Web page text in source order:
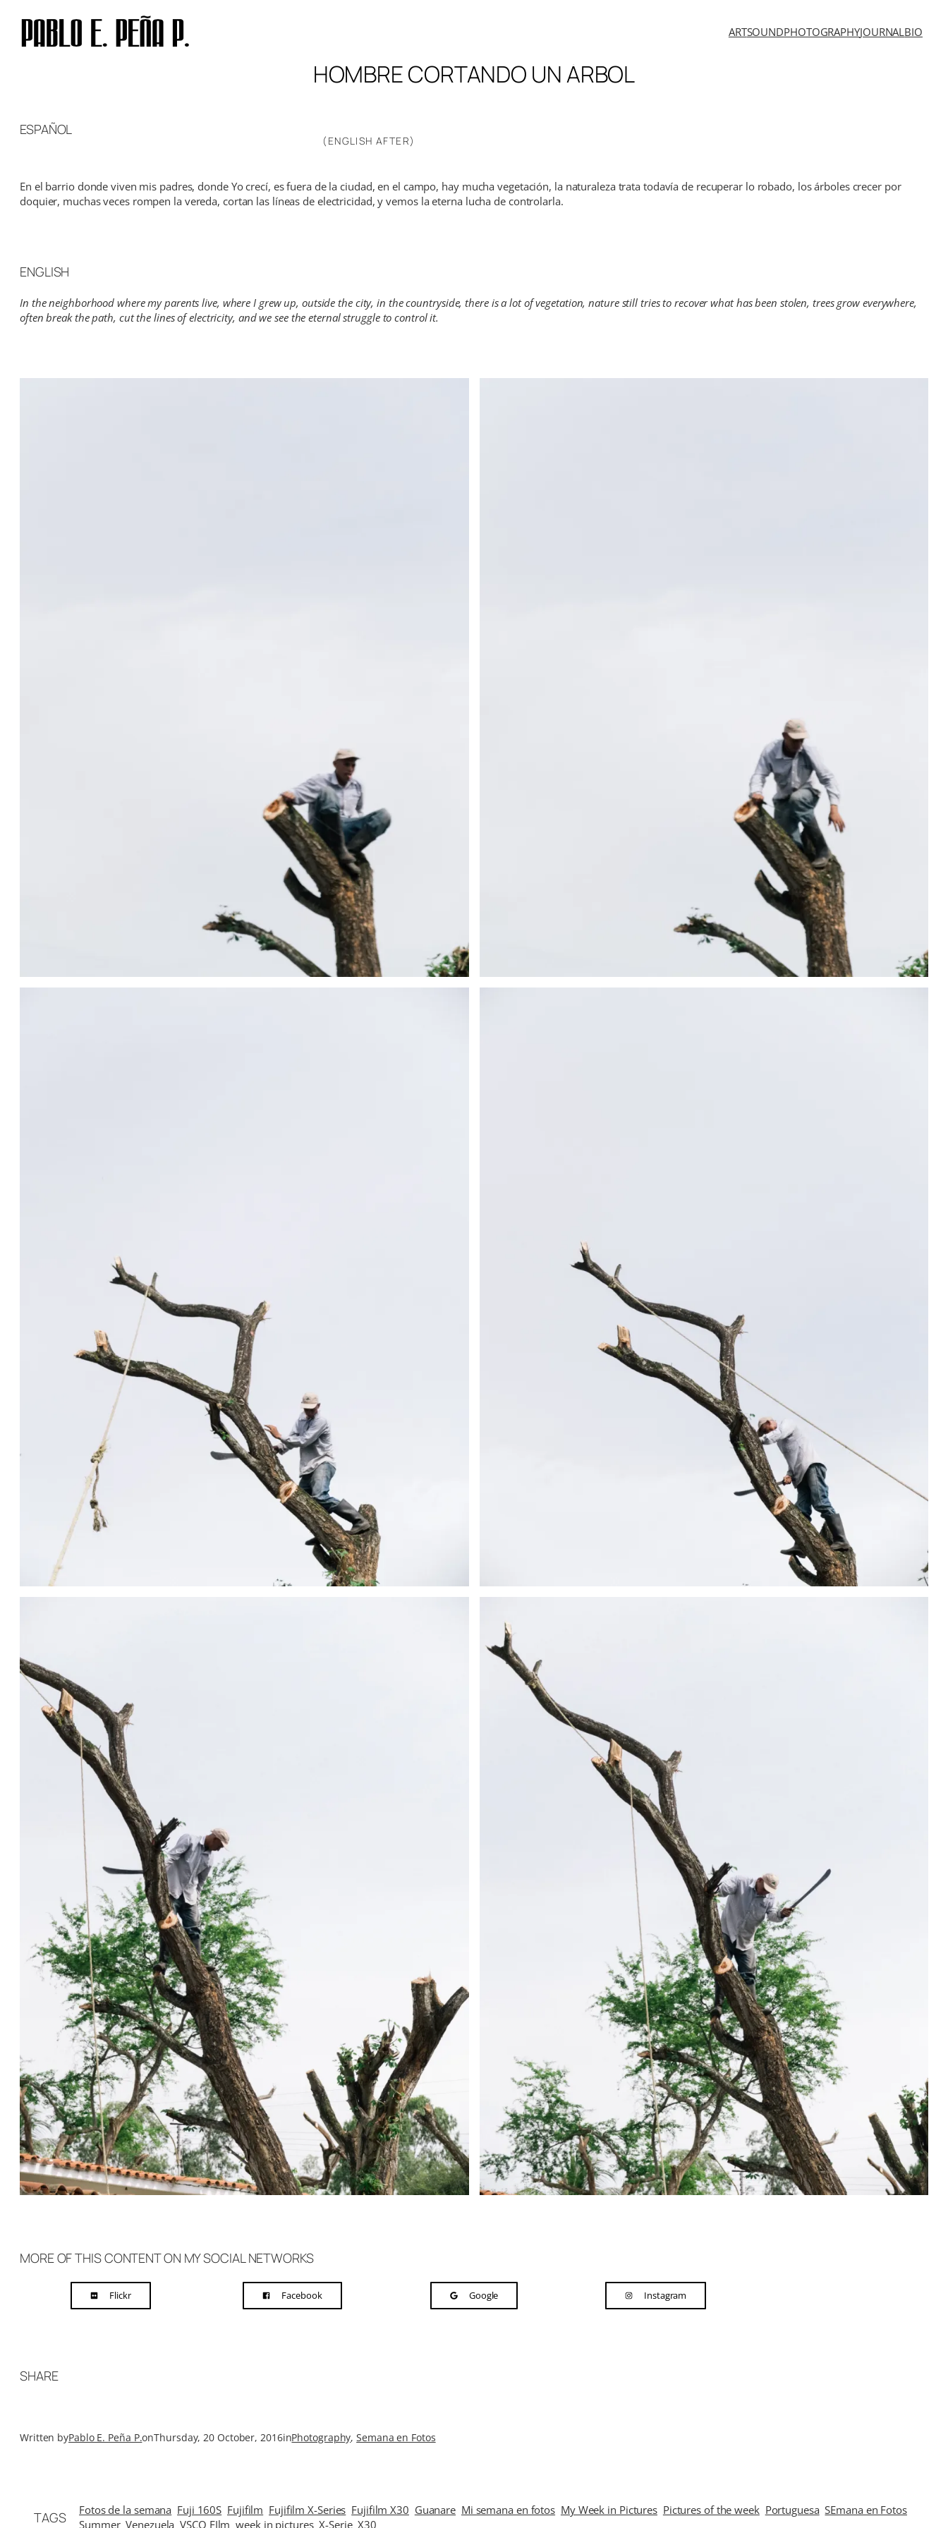
ARTSOUNDPHOTOGRAPHYJOURNALBIO
HOMBRE CORTANDO UN ÁRBOL
ESPAÑOL
(ENGLISH AFTER)
En el barrio donde viven mis padres, donde Yo crecí, es fuera de la ciudad, en el campo, hay mucha vegetación, la naturaleza trata todavía de recuperar lo robado, los árboles crecer por
doquier, muchas veces rompen la vereda, cortan las líneas de electricidad, y vemos la eterna lucha de controlarla.
ENGLISH
In the neighborhood where my parents live, where I grew up, outside the city, in the countryside, there is a lot of vegetation, nature still tries to recover what has been stolen, trees grow everywhere,
often break the path, cut the lines of electricity, and we see the eternal struggle to control it.
MORE OF THIS CONTENT ON MY SOCIAL NETWORKS
Flickr Facebook Google Instagram
SHARE
Written byPablo E. Peña P.onThursday, 20 October, 2016inPhotography, Semana en Fotos
TAGS Fotos de la semana Fuji 160S Fujifilm Fujifilm X-Series Fujifilm X30 Guanare Mi semana en fotos My Week in Pictures Pictures of the week Portuguesa SEmana en Fotos
Summer Venezuela VSCO FIlm week in pictures X-Serie X30